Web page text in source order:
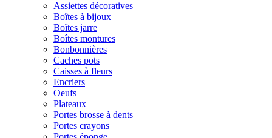
Assiettes décoratives
Boîtes à bijoux
Boîtes jarre
Boîtes montures
Bonbonnières
Caches pots
Caisses à fleurs
Encriers
Oeufs
Plateaux
Portes brosse à dents
Portes crayons